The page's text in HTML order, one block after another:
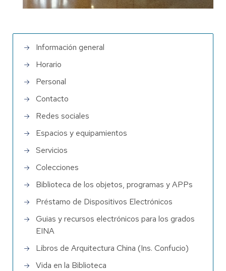
Información general
Horario
Personal
Contacto
Redes sociales
Espacios y equipamientos
Servicios
Colecciones
Biblioteca de los objetos, programas y APPs
Préstamo de Dispositivos Electrónicos
Guias y recursos electrónicos para los grados
EINA
Libros de Arquitectura China (Ins. Confucio)
Vida en la Biblioteca